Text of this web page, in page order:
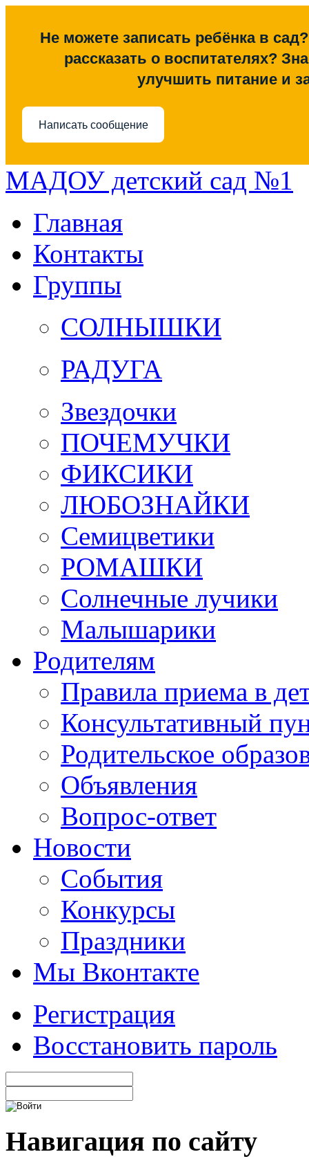
Не можете записать ребёнка в
рассказать о воспитателях?
улучшить питание и
Написать сообщение
МАДОУ детский сад №1
Главная
Контакты
Группы
СОЛНЫШКИ
РАДУГА
Звездочки
ПОЧЕМУЧКИ
ФИКСИКИ
ЛЮБОЗНАЙКИ
Семицветики
РОМАШКИ
Солнечные лучики
Малышарики
Родителям
Правила приема в
Консультативный
Родительское
Объявления
Вопрос-ответ
Новости
События
Конкурсы
Праздники
Мы Вконтакте
Регистрация
Восстановить пароль
Навигация по сайту